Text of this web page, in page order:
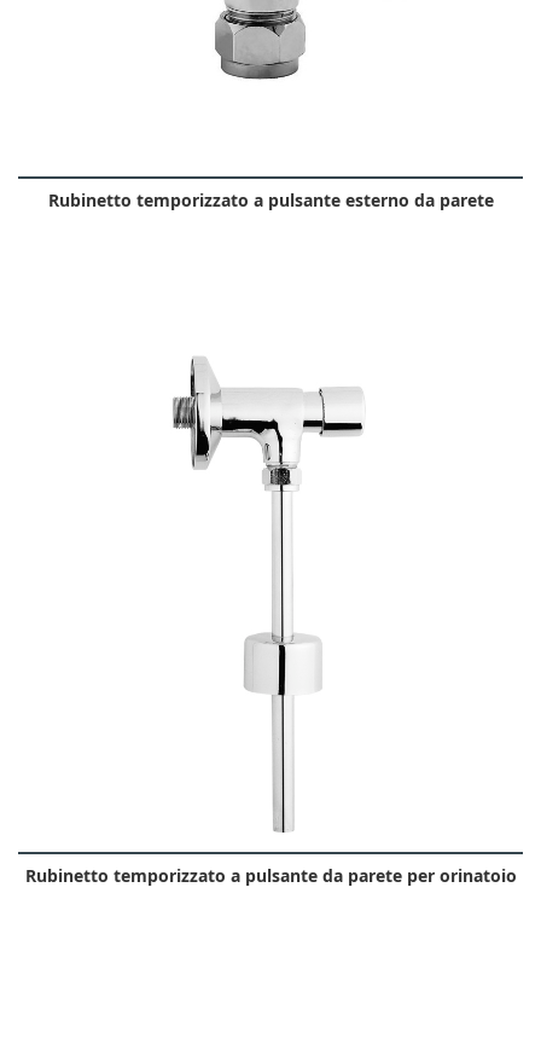
Rubinetto temporizzato a pulsante esterno da parete
Rubinetto temporizzato a pulsante da parete per orinatoio